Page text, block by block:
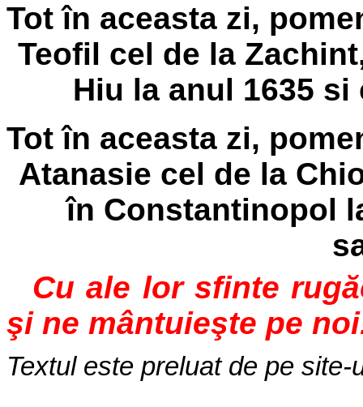
Tot în aceasta zi,
Teofil cel de la
Hiu la anul 1635
Tot în aceasta zi,
Atanasie cel de la
în Constantinopol
Cu ale lor sfinte
şi ne mântuieşte pe
Textul este preluat de pe